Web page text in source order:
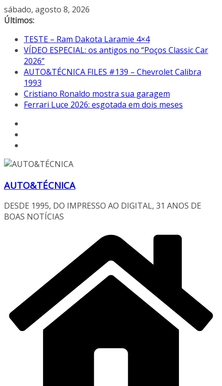
Pular
para
conteúdo
sábado, agosto 8, 2026
Últimos:
TESTE – Ram Dakota Laramie 4×4
VÍDEO ESPECIAL: os antigos no “Poços Classic Car
2026”
AUTO&TÉCNICA FILES #139 – Chevrolet Calibra
1993
Cristiano Ronaldo mostra sua garagem
Ferrari Luce 2026: esgotada em dois meses
AUTO&TÉCNICA
DESDE 1995, DO IMPRESSO AO DIGITAL, 31 ANOS DE
BOAS NOTÍCIAS